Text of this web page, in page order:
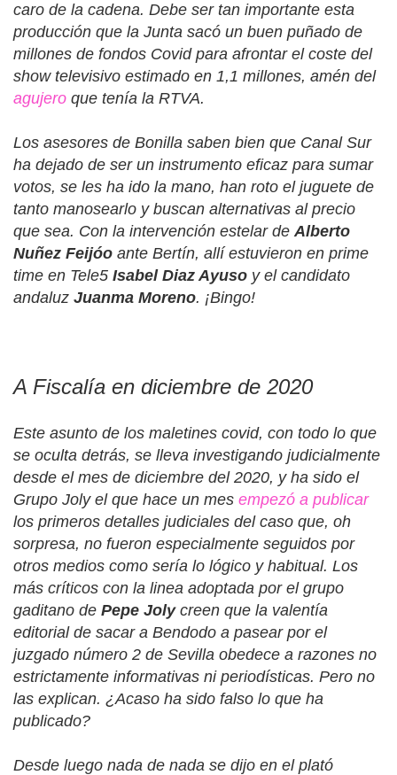
caro de la cadena. Debe ser tan importante esta
producción que la Junta sacó un buen puñado de
millones de fondos Covid para afrontar el coste del
show televisivo estimado en 1,1 millones, amén del
agujero que tenía la RTVA.
Los asesores de Bonilla saben bien que Canal Sur
ha dejado de ser un instrumento eficaz para sumar
votos, se les ha ido la mano, han roto el juguete de
tanto manosearlo y buscan alternativas al precio
que sea. Con la intervención estelar de Alberto
Nuñez Feijóo ante Bertín, allí estuvieron en prime
time en Tele5 Isabel Diaz Ayuso y el candidato
andaluz Juanma Moreno. ¡Bingo!
A Fiscalía en diciembre de 2020
Este asunto de los maletines covid, con todo lo que
se oculta detrás, se lleva investigando judicialmente
desde el mes de diciembre del 2020, y ha sido el
Grupo Joly el que hace un mes empezó a publicar
los primeros detalles judiciales del caso que, oh
sorpresa, no fueron especialmente seguidos por
otros medios como sería lo lógico y habitual. Los
más críticos con la linea adoptada por el grupo
gaditano de Pepe Jolycreen que la valentía
editorial de sacar a Bendodo a pasear por el
juzgado número 2 de Sevilla obedece a razones no
estrictamente informativas ni periodísticas. Pero no
las explican. ¿Acaso ha sido falso lo que ha
publicado?
Desde luego nada de nada se dijo en el plató